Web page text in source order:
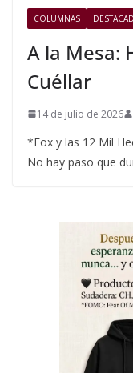
COLUMNAS
A la Mesa:
Cuéllar
14 de julio de 2026
*Fox y las 12 Mil
No hay paso que